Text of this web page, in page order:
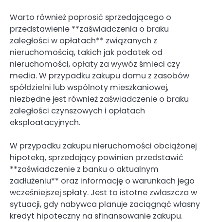
Warto również poprosić sprzedającego o
przedstawienie **zaświadczenia o braku
zaległości w opłatach** związanych z
nieruchomością, takich jak podatek od
nieruchomości, opłaty za wywóz śmieci czy
media. W przypadku zakupu domu z zasobów
spółdzielni lub wspólnoty mieszkaniowej,
niezbędne jest również zaświadczenie o braku
zaległości czynszowych i opłatach
eksploatacyjnych.
W przypadku zakupu nieruchomości obciążonej
hipoteką, sprzedający powinien przedstawić
**zaświadczenie z banku o aktualnym
zadłużeniu** oraz informację o warunkach jego
wcześniejszej spłaty. Jest to istotne zwłaszcza w
sytuacji, gdy nabywca planuje zaciągnąć własny
kredyt hipoteczny na sfinansowanie zakupu.